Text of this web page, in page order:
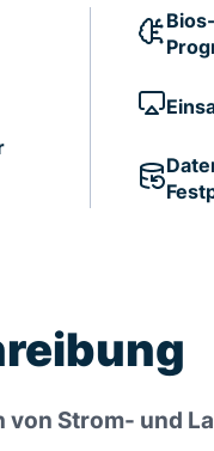
Strom- und